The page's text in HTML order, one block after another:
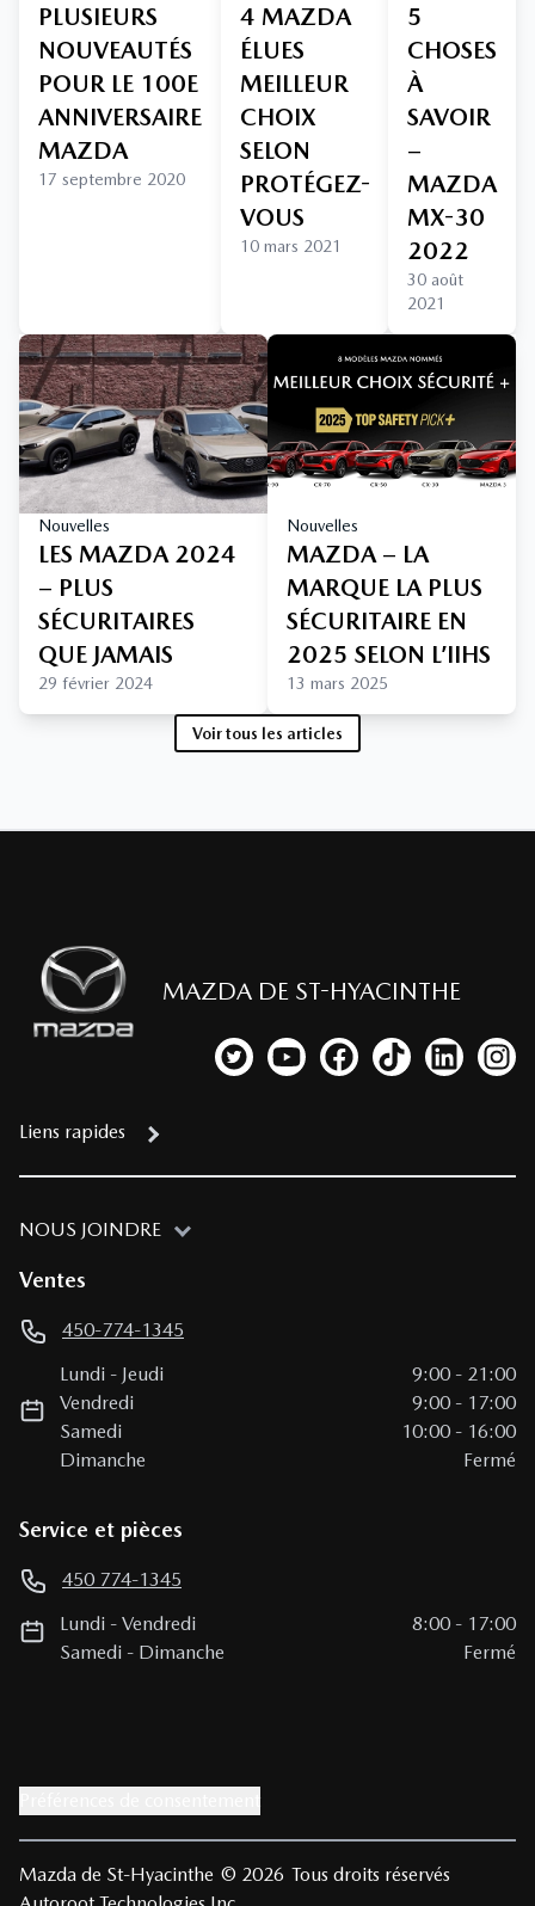
PLUSIEURS
NOUVEAUTÉS
POUR LE 100E
ANNIVERSAIRE
MAZDA
17 septembre 2020
4 MAZDA
ÉLUES
MEILLEUR
CHOIX
SELON
PROTÉGEZ-
VOUS
10 mars 2021
5
CHOSES
À
SAVOIR
–
MAZDA
MX-30
2022
30 août
2021
Nouvelles
LES MAZDA 2024
– PLUS
SÉCURITAIRES
QUE JAMAIS
29 février 2024
Nouvelles
MAZDA – LA
MARQUE LA PLUS
SÉCURITAIRE EN
2025 SELON L’IIHS
13 mars 2025
Voir tous les articles
MAZDA DE ST-HYACINTHE
Lien vers notre compte Twitter
Lien vers notre chaîne
Lien vers notre page
Lien vers notre
Lien vers
Lien
Liens rapides
NOUS JOINDRE
Ventes
450-774-1345
Lundi - Jeudi 9:00 - 21:00
Vendredi
9:00 - 17:00
Samedi
10:00 - 16:00
Dimanche
Fermé
Service et pièces
450 774-1345
Lundi -Vendredi 8:00 - 17:00
Samedi - Dimanche Fermé
Mazda de St-Hyacinthe © 2026 Tous droits réservés